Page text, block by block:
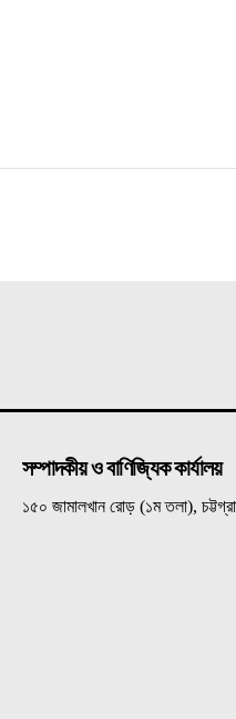
সম্পাদকীয় ও বাণিজ্যিক কার্যালয়
১৫০ জামালখান রোড় (১ম তলা),